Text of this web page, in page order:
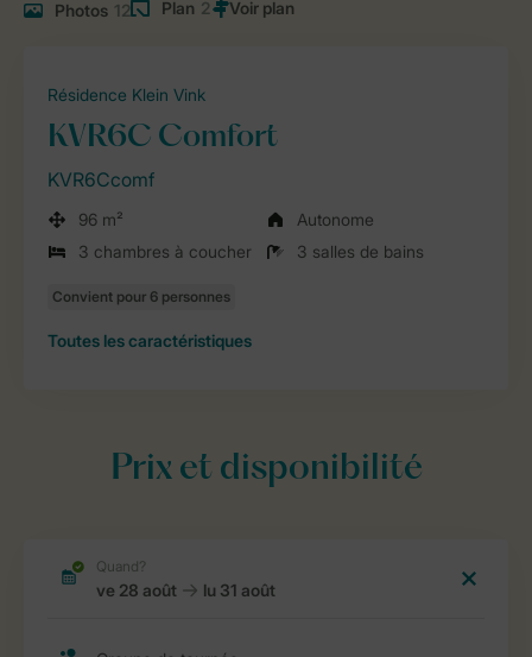
Photos 12 Plan 2
Résidence Klein Vink
KVR6C Comfort
KVR6Ccomf
96 m²
Autonome
3 chambres à coucher
3 salles de bains
Toutes les caractéristiques
Prix et disponibilité